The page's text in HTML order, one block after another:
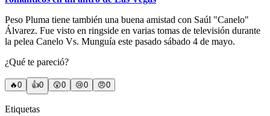
Peso Pluma tiene también una buena amistad con Saúl "Canelo"
Álvarez. Fue visto en ringside en varias tomas de televisión durante
la pelea Canelo Vs. Munguía este pasado sábado 4 de mayo.
¿Qué te pareció?
🔥0 👍0 😲0 😢0 😠0
Etiquetas